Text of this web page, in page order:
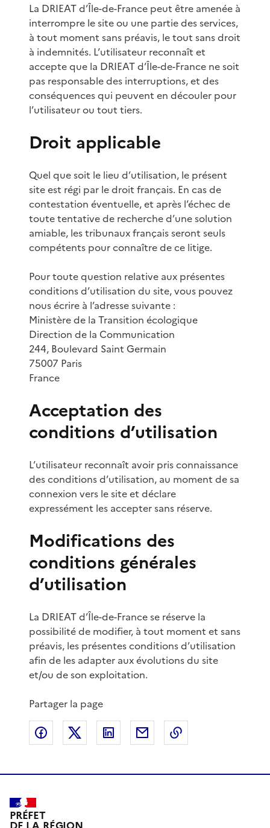
La DRIEAT d’Île-de-France peut être amenée à
interrompre le site ou une partie des services,
à tout moment sans préavis, le tout sans droit
à indemnités. L’utilisateur reconnaît et
accepte que la DRIEAT d’Île-de-France ne soit
pas responsable des interruptions, et des
conséquences qui peuvent en découler pour
l’utilisateur ou tout tiers.
Droit applicable
Quel que soit le lieu d’utilisation, le présent
site est régi par le droit français. En cas de
contestation éventuelle, et après l’échec de
toute tentative de recherche d’une solution
amiable, les tribunaux français seront seuls
compétents pour connaître de ce litige.
Pour toute question relative aux présentes
conditions d’utilisation du site, vous pouvez
nous écrire à l’adresse suivante :
Ministère de la Transition écologique
Direction de la Communication
244, Boulevard Saint Germain
75007 Paris
France
Acceptation des
conditions d’utilisation
L’utilisateur reconnaît avoir pris connaissance
des conditions d’utilisation, au moment de sa
connexion vers le site et déclare
expressément les accepter sans réserve.
Modifications des
conditions générales
d’utilisation
La DRIEAT d’Île-de-France se réserve la
possibilité de modifier, à tout moment et sans
préavis, les présentes conditions d’utilisation
afin de les adapter aux évolutions du site
et/ou de son exploitation.
Partager la page
Partager sur Facebook
Partager sur XPartager sur LinkedIn
Partager par email
PRÉFET